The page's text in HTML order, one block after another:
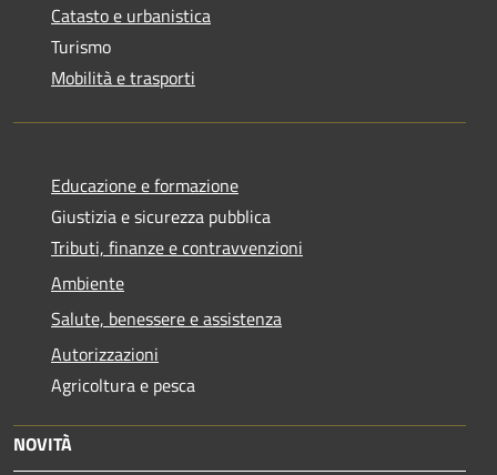
Catasto e urbanistica
Turismo
Mobilità e trasporti
Educazione e formazione
Giustizia e sicurezza pubblica
Tributi, finanze e contravvenzioni
Ambiente
Salute, benessere e assistenza
Autorizzazioni
Agricoltura e pesca
NOVITÀ